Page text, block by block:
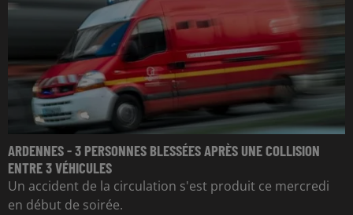
ARDENNES - 3 PERSONNES BLESSÉES APRÈS UNE COLLISION
ENTRE 3 VÉHICULES
Un accident de la circulation s'est produit ce mercredi
en début de soirée.